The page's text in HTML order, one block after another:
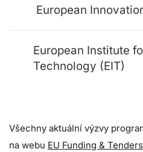
European
European Institute
Technology (EIT)
Všechny aktuální výzvy
na webu EU Funding &